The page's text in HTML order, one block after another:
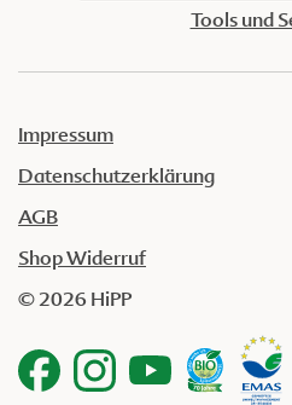
Tools und
Impressum
Datenschutzerklärung
AGB
Shop Widerruf
© 2026 HiPP